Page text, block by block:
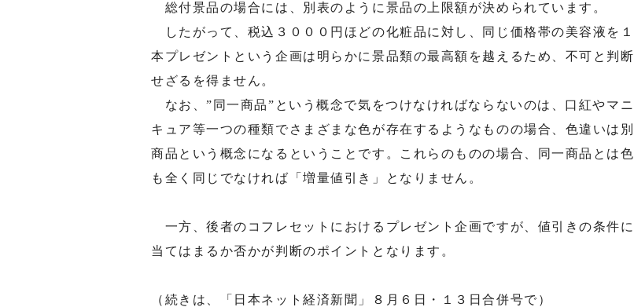
総付景品の場合には、別表のように景品の上限額が決められています。
したがって、税込３０００円ほどの化粧品に対し、同じ価格帯の美容液を１
本プレゼントという企画は明らかに景品類の最高額を越えるため、不可と判断
せざるを得ません。
なお、”同一商品”という概念で気をつけなければならないのは、口紅やマニ
キュア等一つの種類でさまざまな色が存在するようなものの場合、色違いは別
商品という概念になるということです。これらのものの場合、同一商品とは色
も全く同じでなければ「増量値引き」となりません。
一方、後者のコフレセットにおけるプレゼント企画ですが、値引きの条件に
当てはまるか否かが判断のポイントとなります。
（続きは、「日本ネット経済新聞」８月６日・１３日合併号で）